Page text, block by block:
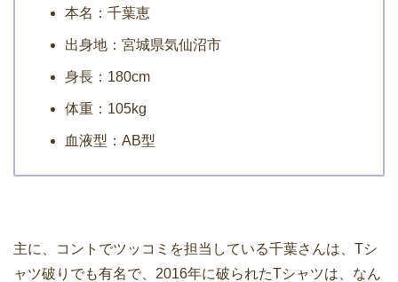
本名：千葉恵
出身地：宮城県気仙沼市
身長：180cm
体重：105kg
血液型：AB型
主に、コントでツッコミを担当している千葉さんは、Tシ
ャツ破りでも有名で、2016年に破られたTシャツは、なん